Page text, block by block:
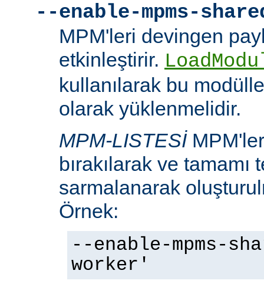
--enable-mpms-
MPM'leri devingen
etkinleştirir.
kullanılarak bu
olarak yüklenmelidir.
MPM-LISTESİ
bırakılarak ve tamamı
sarmalanarak
Örnek:
--enable-mpms-
worker'